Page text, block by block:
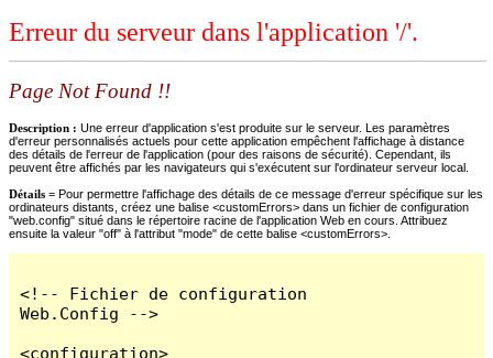
Erreur du serveur dans l'application '/'.
Page Not Found !!
Description : Une erreur d'application s'est produite sur le serveur. Les paramètres
d'erreur personnalisés actuels pour cette application empêchent l'affichage à distance
des détails de l'erreur de l'application (pour des raisons de sécurité). Cependant, ils
peuvent être affichés par les navigateurs qui s'exécutent sur l'ordinateur serveur local.
Détails = Pour permettre l'affichage des détails de ce message d'erreur spécifique sur les
ordinateurs distants, créez une balise <customErrors> dans un fichier de configuration
"web.config" situé dans le répertoire racine de l'application Web en cours. Attribuez
ensuite la valeur "off" à l'attribut "mode" de cette balise <customErrors>.
<!-- Fichier de configuration
Web.Config -->
<configuration>